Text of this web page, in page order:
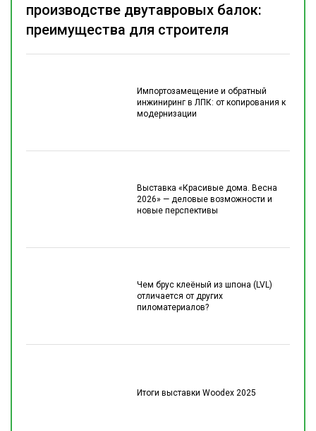
Импортозамещение и обратный
инжиниринг в ЛПК: от копирования к
модернизации
Выставка «Красивые дома. Весна
2026» — деловые возможности и
новые перспективы
Чем брус клеёный из шпона (LVL)
отличается от других
пиломатериалов?
Итоги выставки Woodex 2025
производстве двутавровых балок:
преимущества для строителя